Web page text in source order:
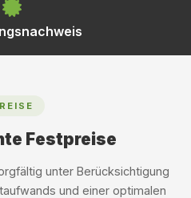
Festpreise
unter Berücksichtigung
und einer optimalen